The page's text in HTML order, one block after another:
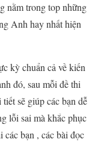
nằm trong top những
Anh hay nhất hiện
kỳ chuẩn cả về kiến
đó, sau mỗi đề thi
sẽ giúp các bạn dễ
lỗi sai mà khắc phục
các bạn , các bài đọc